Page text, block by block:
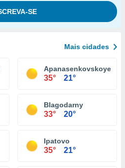
Mais cidades
Apanasenkovskoye
35° 21°
Blagodarny
33° 20°
Ipatovo
35° 21°